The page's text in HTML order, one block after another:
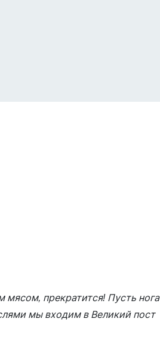
мясом, прекратится! Пусть нога
мы входим в Великий пост